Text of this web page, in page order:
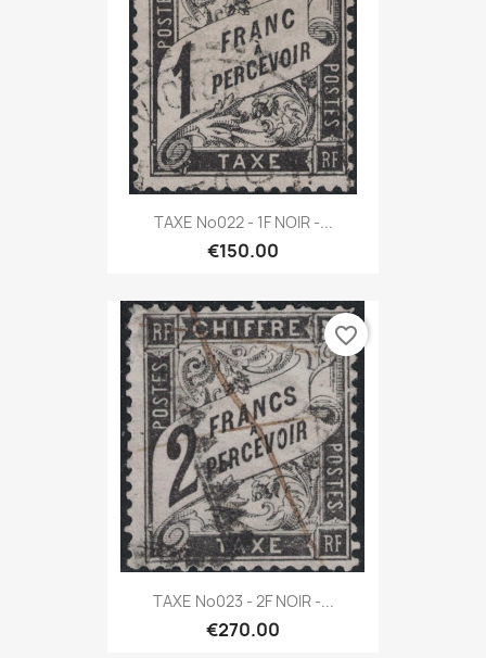
TAXE No022 - 1F NOIR -...
€150.00
TAXE No023 - 2F NOIR -...
€270.00
favorite_border